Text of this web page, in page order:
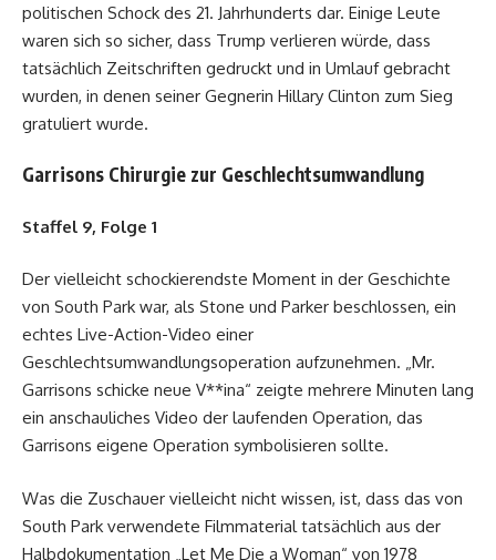
politischen Schock des 21. Jahrhunderts dar. Einige Leute
waren sich so sicher, dass Trump verlieren würde, dass
tatsächlich Zeitschriften gedruckt und in Umlauf gebracht
wurden, in denen seiner Gegnerin Hillary Clinton zum Sieg
gratuliert wurde.
Garrisons Chirurgie zur Geschlechtsumwandlung
Staffel 9, Folge 1
Der vielleicht schockierendste Moment in der Geschichte
von South Park war, als Stone und Parker beschlossen, ein
echtes Live-Action-Video einer
Geschlechtsumwandlungsoperation aufzunehmen. „Mr.
Garrisons schicke neue V**ina“ zeigte mehrere Minuten lang
ein anschauliches Video der laufenden Operation, das
Garrisons eigene Operation symbolisieren sollte.
Was die Zuschauer vielleicht nicht wissen, ist, dass das von
South Park verwendete Filmmaterial tatsächlich aus der
Halbdokumentation „Let Me Die a Woman“ von 1978